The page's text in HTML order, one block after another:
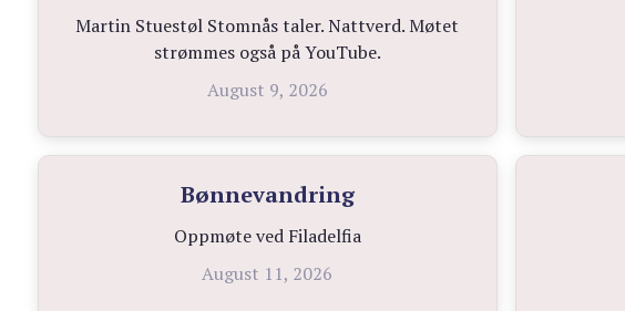
Martin Stuestøl Stomnås taler. Nattverd. Møtet
strømmes også på YouTube.
August 9, 2026
Bønnevandring
Oppmøte ved Filadelfia
August 11, 2026